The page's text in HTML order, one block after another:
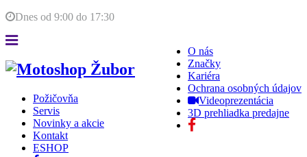
Dnes od 9:00 do 17:30
O nás
Značky
Kariéra
Ochrana osobných údajov
Videoprezentácia
3D prehliadka predajne
Požičovňa
Servis
Novinky a akcie
Kontakt
ESHOP